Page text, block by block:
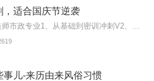
，适合国庆节逆袭
事儿-来历由来风俗习惯